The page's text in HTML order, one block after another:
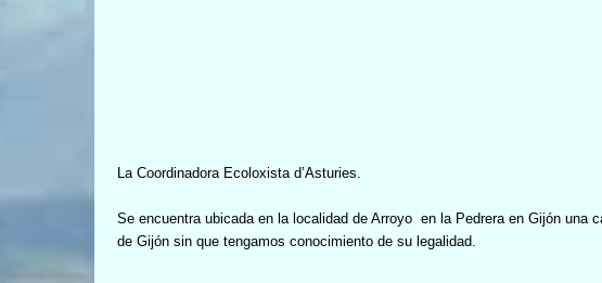
La Coordinadora Ecoloxista d’Asturies.
Se encuentra ubicada en la localidad de Arroyo en la Pedrera en Gijón una
de Gijón sin que tengamos conocimiento de su legalidad.